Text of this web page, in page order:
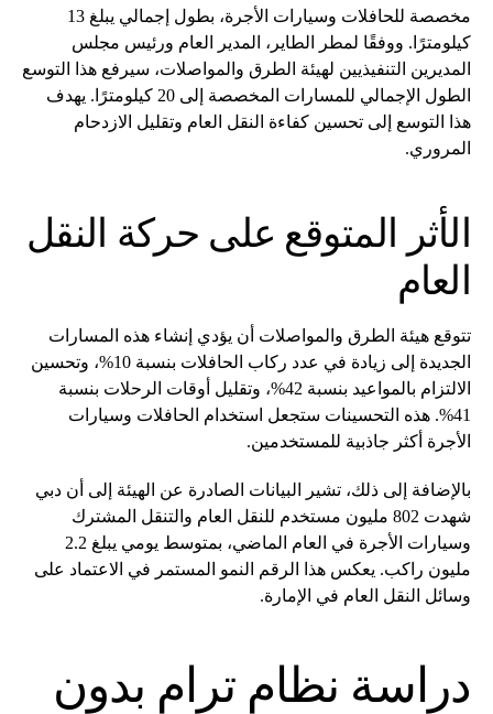
مخصصة للحافلات وسيارات الأجرة، بطول إجمالي يبلغ 13
كيلومترًا. ووفقًا لمطر الطاير، المدير العام ورئيس مجلس
المديرين التنفيذيين لهيئة الطرق والمواصلات، سيرفع هذا التوسع
الطول الإجمالي للمسارات المخصصة إلى 20 كيلومترًا. يهدف
هذا التوسع إلى تحسين كفاءة النقل العام وتقليل الازدحام
المروري.
الأثر المتوقع على حركة النقل
العام
تتوقع هيئة الطرق والمواصلات أن يؤدي إنشاء هذه المسارات
الجديدة إلى زيادة في عدد ركاب الحافلات بنسبة 10%، وتحسين
الالتزام بالمواعيد بنسبة 42%، وتقليل أوقات الرحلات بنسبة
41%. هذه التحسينات ستجعل استخدام الحافلات وسيارات
الأجرة أكثر جاذبية للمستخدمين.
بالإضافة إلى ذلك، تشير البيانات الصادرة عن الهيئة إلى أن دبي
شهدت 802 مليون مستخدم للنقل العام والتنقل المشترك
وسيارات الأجرة في العام الماضي، بمتوسط يومي يبلغ 2.2
مليون راكب. يعكس هذا الرقم النمو المستمر في الاعتماد على
وسائل النقل العام في الإمارة.
دراسة نظام ترام بدون